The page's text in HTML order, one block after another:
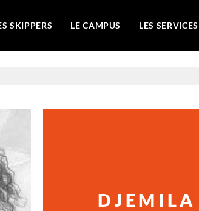
SKIPPERS LE CAMPUS LES
DJEMILA